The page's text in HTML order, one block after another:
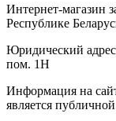
Интернет-магазин
Республике
Юридический
пом. 1Н
Информация на
является